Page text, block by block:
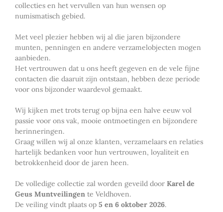
collecties en het vervullen van hun wensen op
numismatisch gebied.
Met veel plezier hebben wij al die jaren bijzondere
munten, penningen en andere verzamelobjecten mogen
aanbieden.
Het vertrouwen dat u ons heeft gegeven en de vele fijne
contacten die daaruit zijn ontstaan, hebben deze periode
voor ons bijzonder waardevol gemaakt.
Wij kijken met trots terug op bijna een halve eeuw vol
passie voor ons vak, mooie ontmoetingen en bijzondere
herinneringen.
Graag willen wij al onze klanten, verzamelaars en relaties
hartelijk bedanken voor hun vertrouwen, loyaliteit en
betrokkenheid door de jaren heen.
De volledige collectie zal worden geveild door Karel de
Geus Muntveilingen te Veldhoven.
De veiling vindt plaats op 5 en 6 oktober 2026.